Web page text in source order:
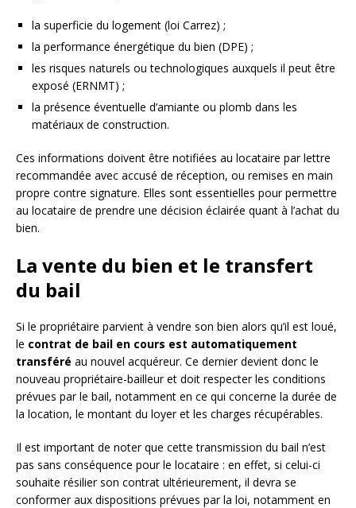
la superficie du logement (loi Carrez) ;
la performance énergétique du bien (DPE) ;
les risques naturels ou technologiques auxquels il peut être
exposé (ERNMT) ;
la présence éventuelle d’amiante ou plomb dans les
matériaux de construction.
Ces informations doivent être notifiées au locataire par lettre
recommandée avec accusé de réception, ou remises en main
propre contre signature. Elles sont essentielles pour permettre
au locataire de prendre une décision éclairée quant à l’achat du
bien.
La vente du bien et le transfert
du bail
Si le propriétaire parvient à vendre son bien alors qu’il est loué,
le contrat de bail en cours est automatiquement
transféré au nouvel acquéreur. Ce dernier devient donc le
nouveau propriétaire-bailleur et doit respecter les conditions
prévues par le bail, notamment en ce qui concerne la durée de
la location, le montant du loyer et les charges récupérables.
Il est important de noter que cette transmission du bail n’est
pas sans conséquence pour le locataire : en effet, si celui-ci
souhaite résilier son contrat ultérieurement, il devra se
conformer aux dispositions prévues par la loi, notamment en